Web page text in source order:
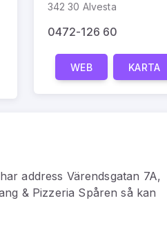
342 30 Alvesta
0472-126 60
WEB KARTA
address Värendsgatan 7A,
& Pizzeria Spåren så kan